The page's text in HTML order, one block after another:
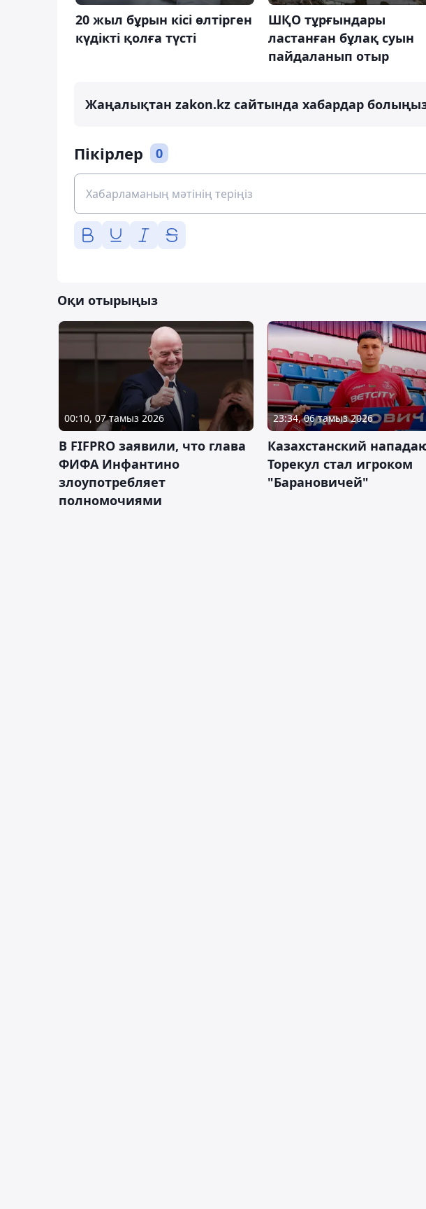
20 жыл бұрын кісі өлтірген
күдікті қолға түсті
ШҚО тұрғындары
ластанған бұлақ суын
пайдаланып отыр
Жаңалықтан zakon.kz сайтында хабардар
Пікірлер 0
Оқи отырыңыз
00:10, 07 тамыз 2026
В FIFPRO заявили, что глава
ФИФА Инфантино
злоупотребляет
полномочиями
23:34, 06 тамыз 2026
Казахстанский
Торекул стал игроком
"Барановичей"